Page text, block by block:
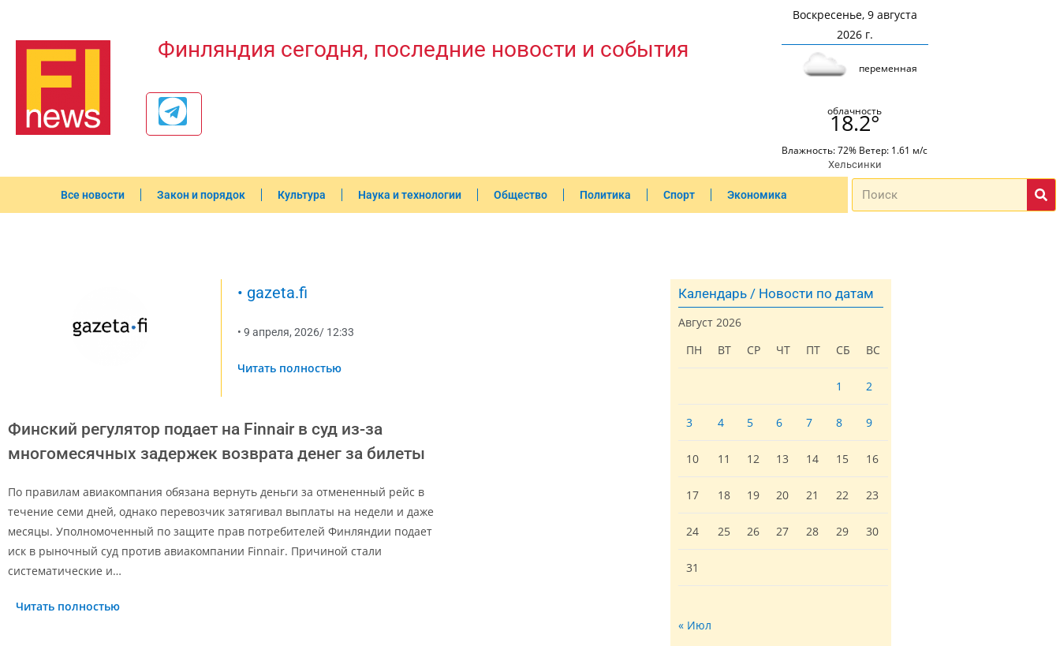
Финляндия сегодня, последние новости и события
Воскресенье, 9 августа
2026 г.
переменная
облачность
18.2°
Влажность: 72% Ветер: 1.61 м/с
Хельсинки
Все новости Закон и порядок Культура Наука и технологии Общество Политика Спорт Экономика
• gazeta.fi
• 9 апреля, 2026/ 12:33
Читать полностью
Финский регулятор подает на Finnair в суд из-за
многомесячных задержек возврата денег за билеты
По правилам авиакомпания обязана вернуть деньги за отмененный рейс в
течение семи дней, однако перевозчик затягивал выплаты на недели и даже
месяцы. Уполномоченный по защите прав потребителей Финляндии подает
иск в рыночный суд против авиакомпании Finnair. Причиной стали
систематические и…
Читать полностью
Календарь / Новости по датам
Август 2026
ПН
ВТ СР ЧТ ПТ СБ ВС
1 2
3 4 5 6 7 8 9
10 11 12 13 14 15 16
17 18 19 20 21 22 23
24 25 26 27 28 29 30
31
« Июл